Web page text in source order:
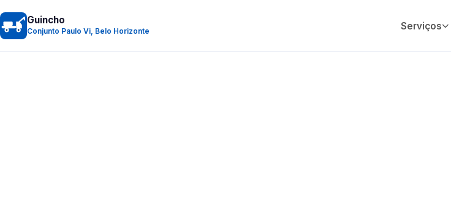
Guincho
Conjunto Paulo Vi, Belo Horizonte Serviços